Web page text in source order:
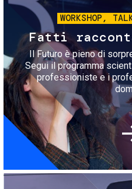
WORKSHOP,
Fatti
Il Futuro è pieno di
Segui il programma
professioniste e i